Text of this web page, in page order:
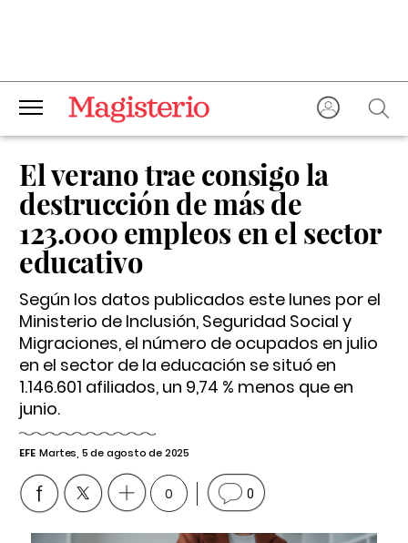
El verano trae consigo la
destrucción de más de
123.000 empleos en el sector
educativo
Según los datos publicados este lunes por el
Ministerio de Inclusión, Seguridad Social y
Migraciones, el número de ocupados en julio
en el sector de la educación se situó en
1.146.601 afiliados, un 9,74 % menos que en
junio.
EFE Martes, 5 de agosto de 2025
0 0